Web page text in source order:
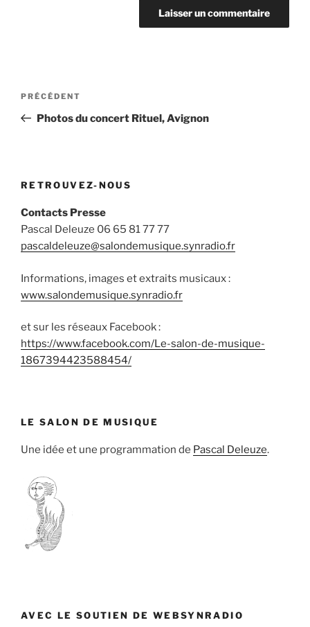
Navigation
l’article
Article
précédent
PRÉCÉDENT
Photos du concert Rituel, Avignon
RETROUVEZ-NOUS
Contacts Presse
Pascal Deleuze 06 65 81 77 77
pascaldeleuze@salondemusique.synradio.fr
Informations, images et extraits musicaux :
www.salondemusique.synradio.fr
et sur les réseaux Facebook :
https://www.facebook.com/Le-salon-de-musique-
1867394423588454/
LE SALON DE MUSIQUE
Une idée et une programmation de Pascal Deleuze.
AVEC LE SOUTIEN DE WEBSYNRADIO